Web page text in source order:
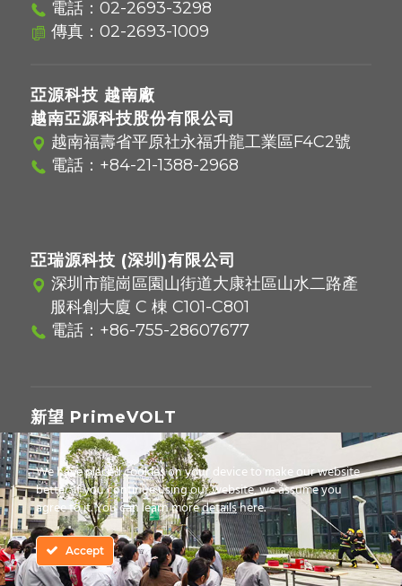
電話： 02-2693-3298
傳真：02-2693-1009
亞源科技 越南廠
越南亞源科技股份有限公司
越南福壽省平原社永福升龍工業區F4C2號
電話： +84-21-1388-2968
亞瑞源科技 (深圳)有限公司
深圳市龍崗區園山街道大康社區山水二路產
服科創大廈 C 棟 C101-C801
電話： +86-755-28607677
新望 PrimeVOLT
221416 新北市汐止區新台五路一段97號12樓
電話：02-2697-5559
© 2026 Copyright - Asian Power Devices Inc.
隱私條約｜使用條款｜無零售聲明
We have placed cookies on your device to make our website
better. If you continue using our website, we assume you
agree to it. You can learn moredetailshere.
Accept